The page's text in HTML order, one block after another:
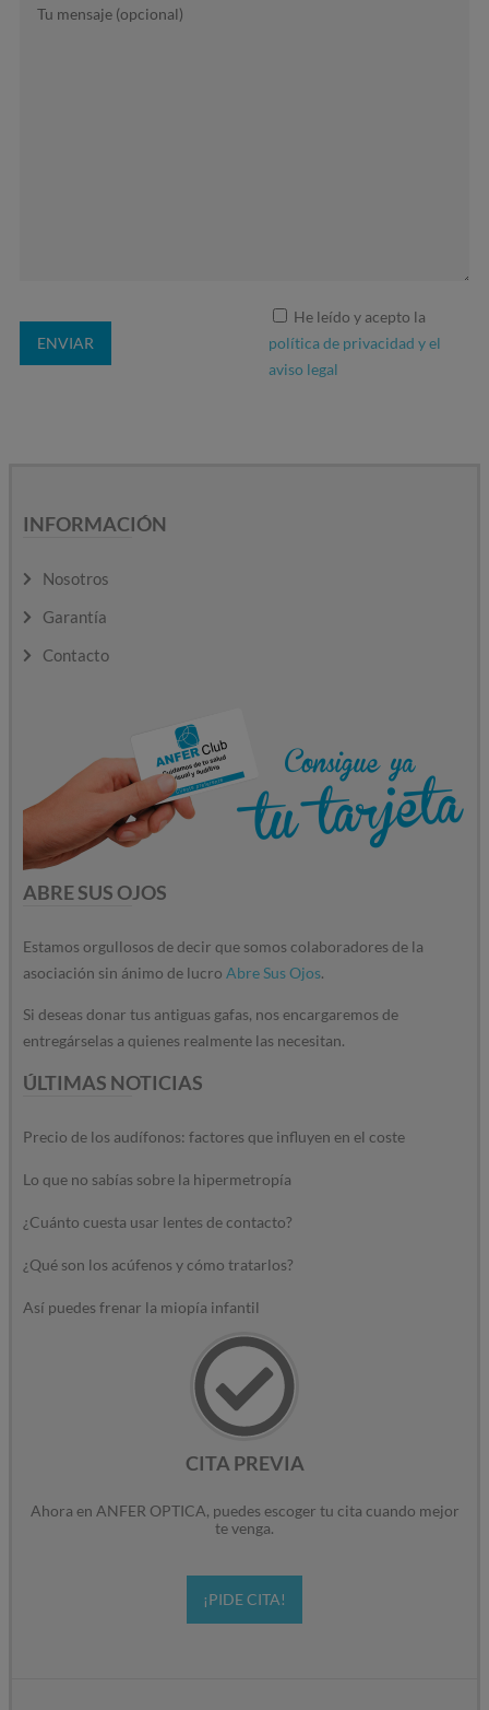
He leído y acepto la
política de privacidad y el
aviso legal
INFORMACIÓN
Nosotros
Garantía
Contacto
ABRE SUS OJOS
Estamos orgullosos de decir que somos colaboradores de la
asociación sin ánimo de lucro Abre Sus Ojos.
Si deseas donar tus antiguas gafas, nos encargaremos de
entregárselas a quienes realmente las necesitan.
ÚLTIMAS NOTICIAS
Precio de los audífonos: factores que influyen en el coste
Lo que no sabías sobre la hipermetropía
¿Cuánto cuesta usar lentes de contacto?
¿Qué son los acúfenos y cómo tratarlos?
Así puedes frenar la miopía infantil
CITA PREVIA
Ahora en ANFER OPTICA, puedes escoger tu cita cuando mejor
te venga.
¡PIDE CITA!